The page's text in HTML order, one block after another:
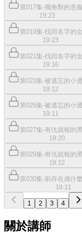
第017集-獨角獸的意
19:23
第019集-找回名字的
19:23
第021集-找回名字的
19:16
第023集-被遺忘的小
19:12
第025集-被遺忘的小
19:11
第027集-有仇就報的
19:20
第029集-有仇就報的
19:12
第030集-刷存在感什
19:11
1 2 3 4
關於講師